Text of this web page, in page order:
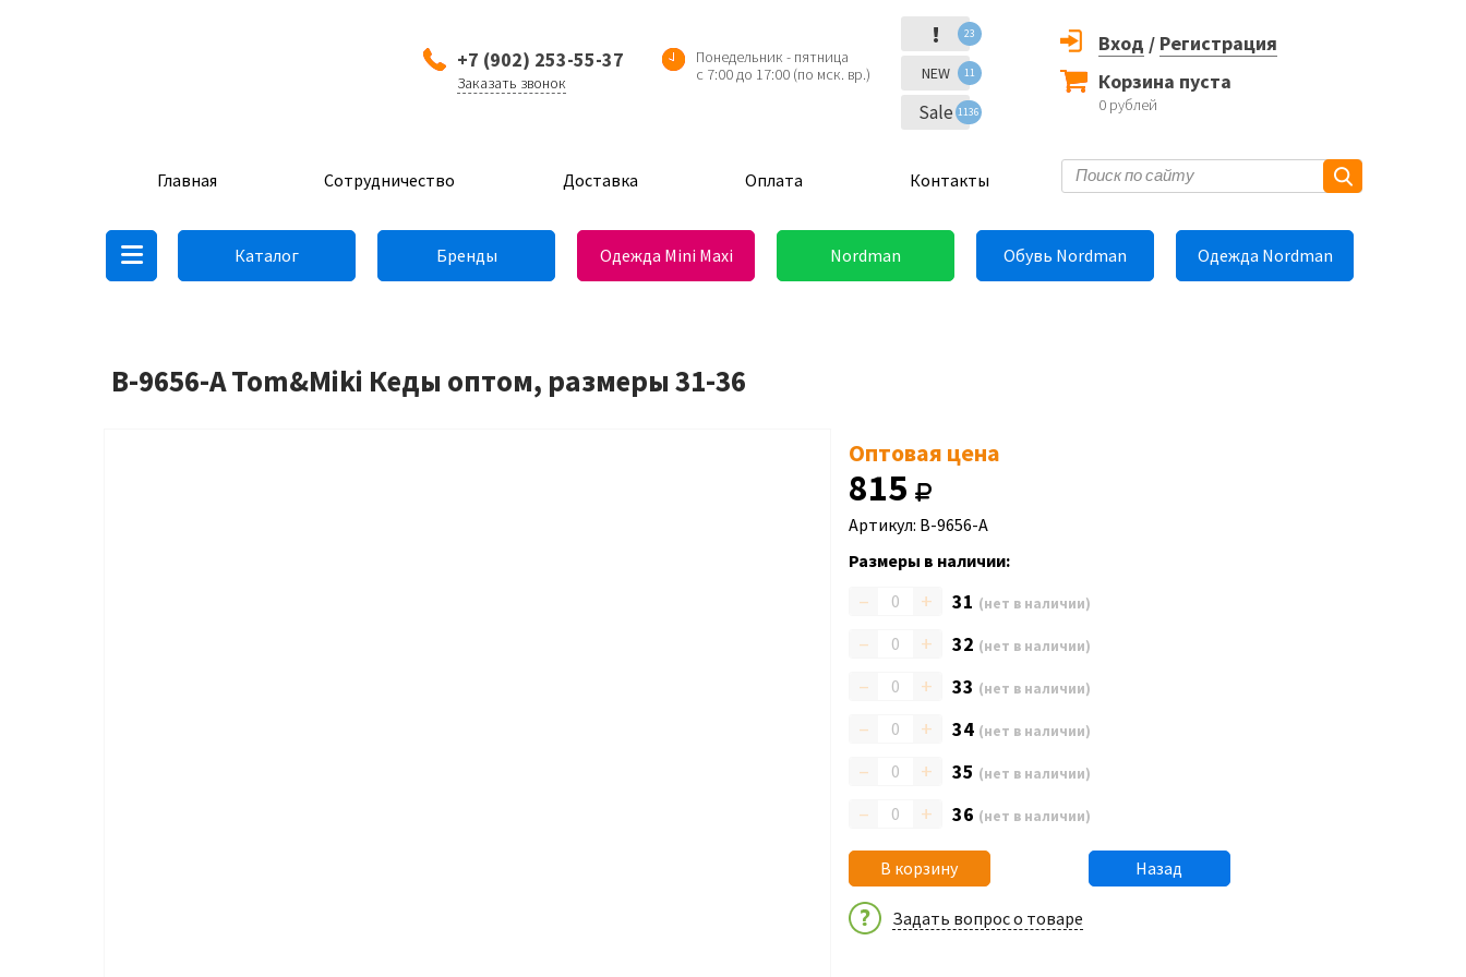
+7 (902) 253-55-37
Заказать звонок
Понедельник - пятница
с 7:00 до 17:00 (по мск. вр.)
! 23
NEW 11
Sale 1136
Вход / Регистрация
Корзина пуста
0 рублей
Главная Сотрудничество Доставка Оплата Контакты
Каталог Бренды Одежда Mini Maxi Nordman Обувь Nordman Одежда Nordman
B-9656-A Tom&Miki Кеды оптом, размеры 31-36
Оптовая цена
815
Артикул: B-9656-A
Размеры в наличии:
– + 31 (нет в наличии)
– + 32 (нет в наличии)
– + 33 (нет в наличии)
– + 34 (нет в наличии)
– + 35 (нет в наличии)
– + 36 (нет в наличии)
В корзину Назад
Задать вопрос о товаре